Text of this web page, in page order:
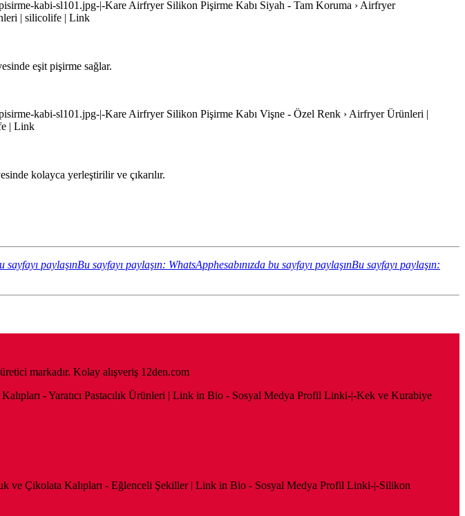
kabi-sl101.jpg-|-Kare Airfryer Silikon Pişirme Kabı Siyah - Tam Koruma › Airfryer
| silicolife | Link
eşit pişirme sağlar.
kabi-sl101.jpg-|-Kare Airfryer Silikon Pişirme Kabı Vişne - Özel Renk › Airfryer Ürünleri |
| Link
kolayca yerleştirilir ve çıkarılır.
sayfayı paylaşınBu sayfayı paylaşın: WhatsApphesabınızda bu sayfayı paylaşınBu sayfayı paylaşın:
markadır. Kolay alışveriş 12den.com
- Yaratıcı Pastacılık Ürünleri | Link in Bio - Sosyal Medya Profil Linki-|-Kek ve Kurabiye
Çikolata Kalıpları - Eğlenceli Şekiller | Link in Bio - Sosyal Medya Profil Linki-|-Silikon